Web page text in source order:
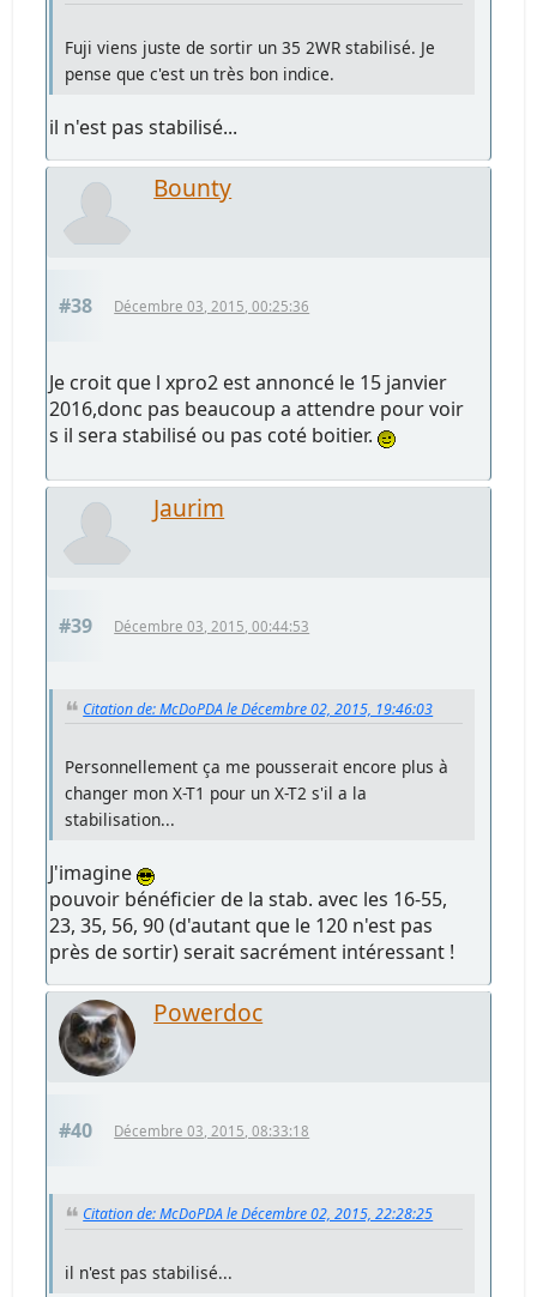
Fuji viens juste de sortir un 35 2WR stabilisé. Je
pense que c'est un très bon indice.
il n'est pas stabilisé...
Bounty
#38 Décembre 03, 2015, 00:25:36
Je croit que l xpro2 est annoncé le 15 janvier
2016,donc pas beaucoup a attendre pour voir
s il sera stabilisé ou pas coté boitier.
Jaurim
#39 Décembre 03, 2015, 00:44:53
Citation de: McDoPDA le Décembre 02, 2015, 19:46:03
Personnellement ça me pousserait encore plus à
changer mon X-T1 pour un X-T2 s'il a la
stabilisation...
J'imagine
pouvoir bénéficier de la stab. avec les 16-55,
23, 35, 56, 90 (d'autant que le 120 n'est pas
près de sortir) serait sacrément intéressant !
Powerdoc
#40 Décembre 03, 2015, 08:33:18
Citation de: McDoPDA le Décembre 02, 2015, 22:28:25
il n'est pas stabilisé...